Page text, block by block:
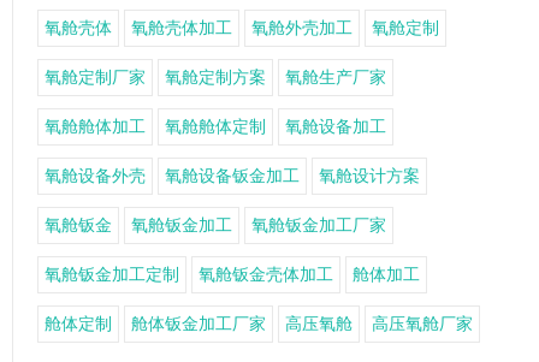
氧舱壳体 氧舱壳体加工 氧舱外壳加工 氧舱定制
氧舱定制厂家 氧舱定制方案 氧舱生产厂家
氧舱舱体加工 氧舱舱体定制 氧舱设备加工
氧舱设备外壳 氧舱设备钣金加工 氧舱设计方案
氧舱钣金 氧舱钣金加工 氧舱钣金加工厂家
氧舱钣金加工定制 氧舱钣金壳体加工 舱体加工
舱体定制 舱体钣金加工厂家 高压氧舱 高压氧舱厂家